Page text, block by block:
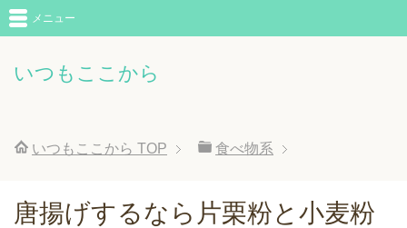
いつもここから
メニュー
いつもここから TOP 食べ物系
唐揚げするなら片栗粉と小麦粉